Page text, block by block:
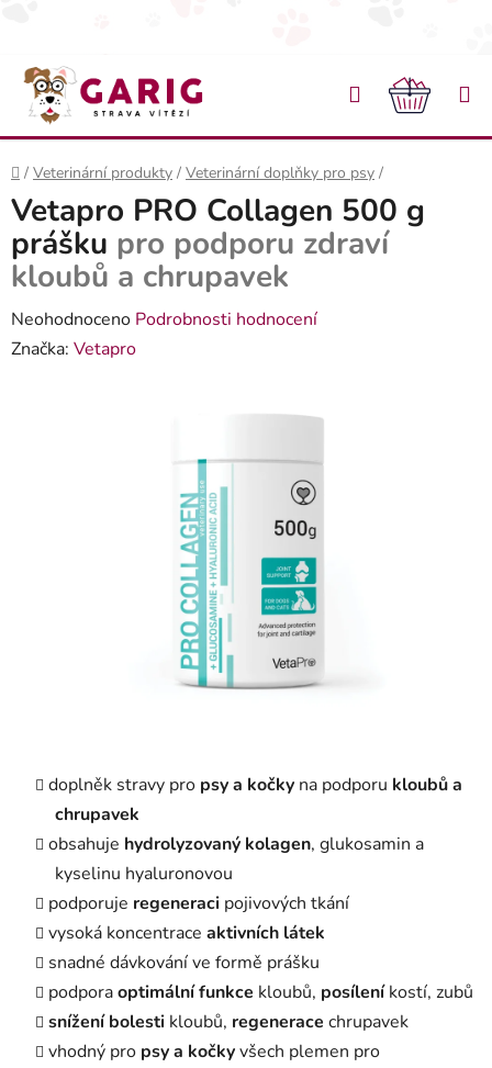
Přejít na obsah
Hledat
Domů
/ Veterinární produkty / Veterinární doplňky pro psy /
doplněk stravy pro psy a kočky na podporu kloubů a
chrupavek
obsahuje hydrolyzovaný kolagen, glukosamin a
kyselinu hyaluronovou
podporuje regeneraci pojivových tkání
vysoká koncentrace aktivních látek
snadné dávkování ve formě prášku
podporaoptimální funkce kloubů, posíleníkostí, zubů
snížení bolesti kloubů, regenerace chrupavek
vhodný pro psy a kočkyvšech plemen pro
Vetapro PRO Collagen 500 g
prášku pro podporu zdraví
kloubů a chrupavek
Průměrné hodnocení produktu je 0,0 z 5 hvězdiček.
Neohodnoceno Podrobnosti hodnocení
Značka: Vetapro